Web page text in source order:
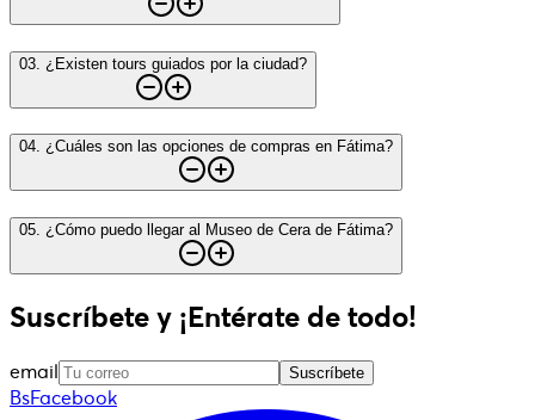
03 ¿Existen tours guiados por la ciudad?
04. ¿Cuáles son las opciones de compras en Fátima?
05. ¿Cómo puedo llegar al Museo de Cera de Fátima?
Suscríbete y ¡Entérate de todo!
email Suscríbete
BsFacebook